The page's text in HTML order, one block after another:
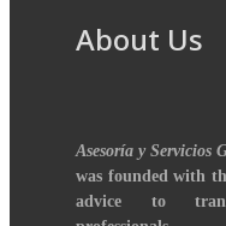
About Us
Asesoría y Servicios
was founded with
advice to